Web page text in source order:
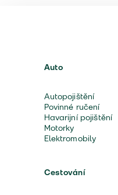
Auto
Autopojištění
Povinné ručení
Havarijní pojištění
Motorky
Elektromobily
Cestování